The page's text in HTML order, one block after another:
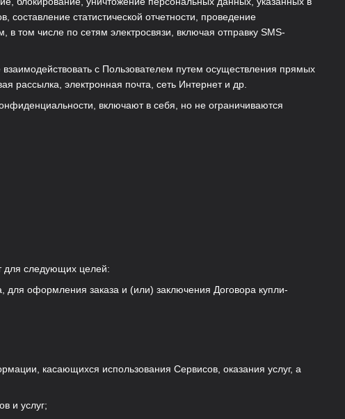
статистической отчетности, проведение
том числе по сетям электросвязи, включая отправку SMS-
с Пользователем путем осуществления прямых
рассылка, электронная почта, сеть Интернет и др.
включают в себя, но не ограничиваются
для следующих целей:
для оформления заказа и (или) заключения Договора купли-
касающихся использования Сервисов, оказания услуг, а
и услуг;